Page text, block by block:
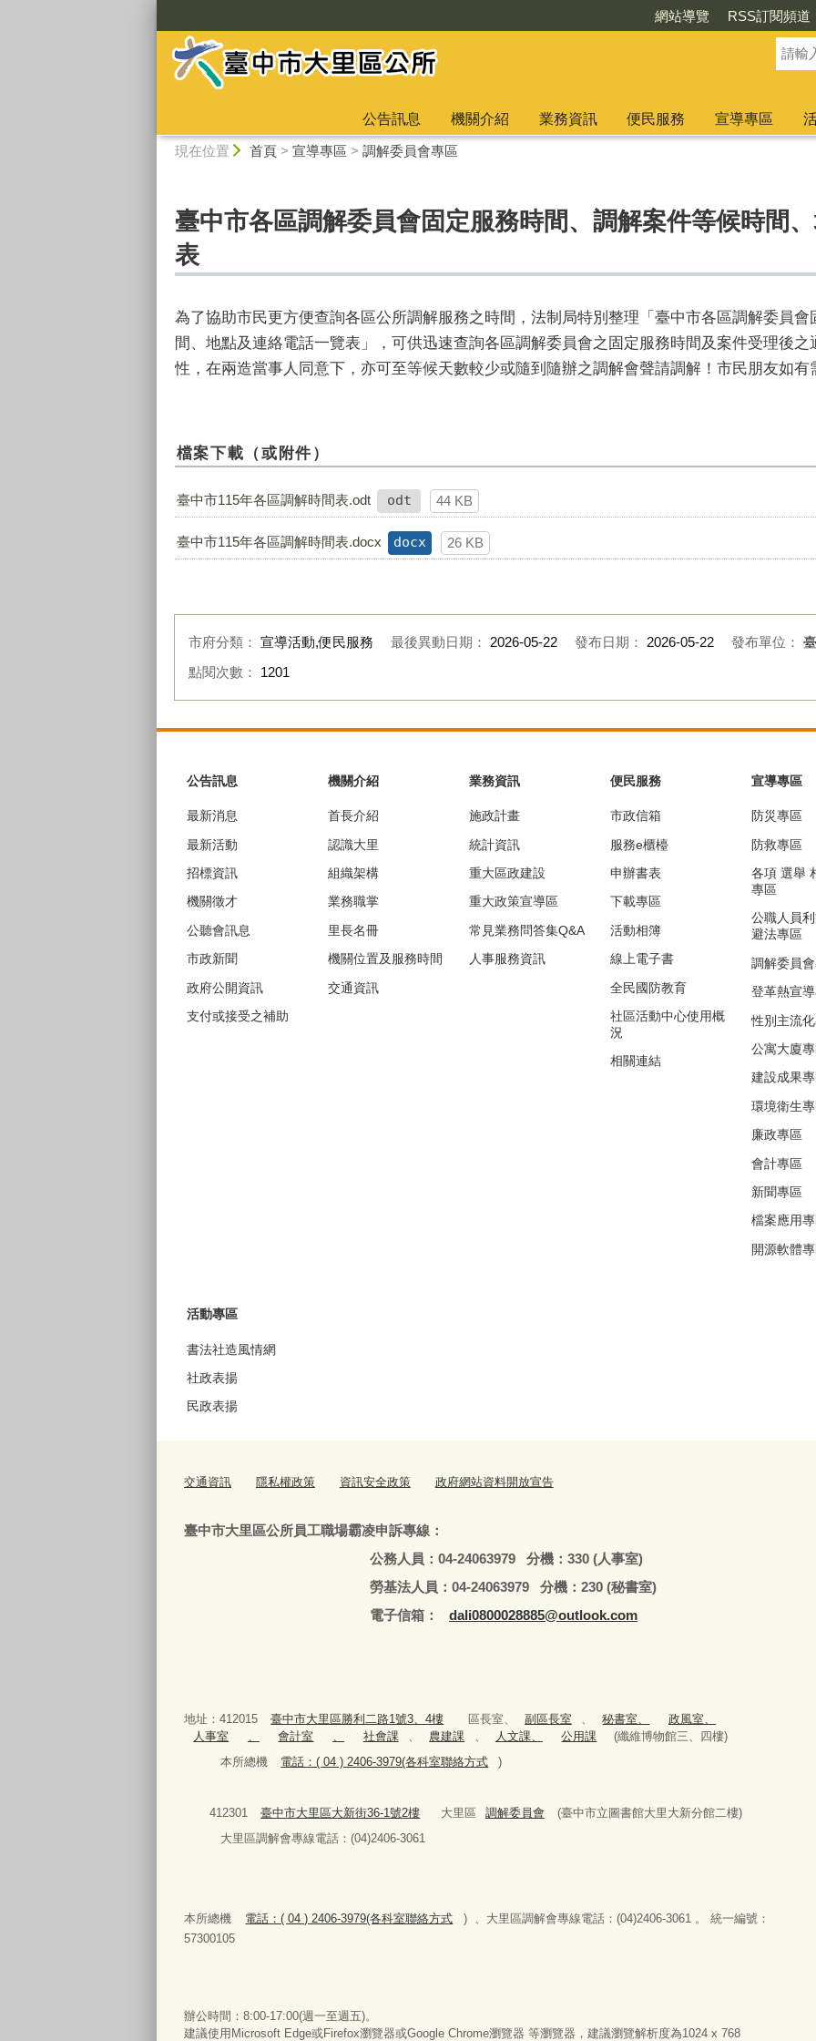
網站導覽 RSS訂閱頻道
公告訊息 機關介紹 業務資訊 便民服務 宣導專區
現在位置 首頁> 宣導專區 > 調解委員會專區
臺中市各區調解委員會固定服務時間、調解案件等候時間
表
為了協助市民更方便查詢各區公所調解服務之時間，法制局特別整理「臺中市各區調解委員
間、地點及連絡電話一覽表」，可供迅速查詢各區調解委員會之固定服務時間及案件受理後
性，在兩造當事人同意下，亦可至等候天數較少或隨到隨辦之調解會聲請調解！市民朋友如有
檔案下載（或附件）
臺中市115年各區調解時間表.odt odt 44 KB
臺中市115年各區調解時間表.docx docx 26 KB
市府分類： 宣導活動,便民服務 最後異動日期： 2026-05-22 發布日期： 2026-05-22 發布單位：
點閱次數： 1201
公告訊息
最新消息
最新活動
招標資訊
機關徵才
公聽會訊息
市政新聞
政府公開資訊
支付或接受之補助
機關介紹
首長介紹
認識大里
組織架構
業務職掌
里長名冊
機關位置及服務時間
交通資訊
業務資訊
施政計畫
統計資訊
重大區政建設
重大政策宣導區
常見業務問答集Q&A
人事服務資訊
便民服務
市政信箱
服務e櫃檯
申辦書表
下載專區
活動相簿
線上電子書
全民國防教育
社區活動中心使用概
況
相關連結
宣導專區
防災專區
防救專區
各項 選舉
專區
公職人員
避法專區
調解委員
登革熱宣
性別主流
公寓大廈
建設成果
環境衛生
廉政專區
會計專區
新聞專區
檔案應用
開源軟體
活動專區
書法社造風情網
社政表揚
民政表揚
交通資訊 隱私權政策 資訊安全政策 政府網站資料開放宣告
臺中市大里區公所員工職場霸凌申訴專線：
公務人員：04-24063979 分機：330 (人事室)
勞基法人員：04-24063979 分機：230 (秘書室)
電子信箱：
dali0800028885@outlook.com
地址：412015 臺中市大里區勝利二路1號3、4樓 區長室、 副區長室 秘書室、
政風室、
人事室
會計室 社會課 農建課 人文課、 公用課
(纖維博物館三、四樓)
本所總機
電話：( 04 ) 2406-3979(各科室聯絡方式 )
412301 臺中市大里區大新街36-1號2樓 大里區 調解委員會
(臺中市立圖書館大里大新分館二樓)
大里區調解會專線電話：(04)2406-3061
本所總機 電話：( 04 ) 2406-3979(各科室聯絡方式
) 、大里區調解會專線電話：(04)2406-3061 。 統一編號：
57300105
辦公時間：8:00-17:00(週一至週五)。
建議使用Microsoft Edge或Firefox瀏覽器或Google Chrome瀏覽器 等瀏覽器，建議瀏覽解析度為1024 x 768